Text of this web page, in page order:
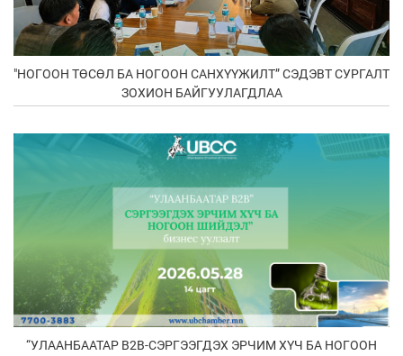
"НОГООН ТӨСӨЛ БА НОГООН САНХҮҮЖИЛТ” СЭДЭВТ СУРГАЛТ
ЗОХИОН БАЙГУУЛАГДЛАА
“УЛААНБААТАР В2В-СЭРГЭЭГДЭХ ЭРЧИМ ХҮЧ БА НОГООН